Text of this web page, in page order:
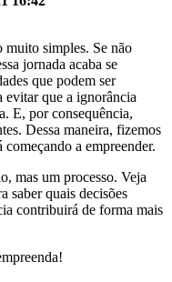
muito simples. Se não
jornada acaba se
que podem ser
evitar que a ignorância
E, por consequência,
Dessa maneira, fizemos
começando a empreender.
mas um processo. Veja
saber quais decisões
contribuirá de forma mais